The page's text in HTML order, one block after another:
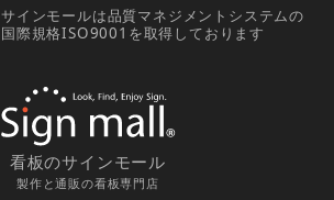
サインモールは品質マネジメントシステムの
国際規格ISO9001を取得しております
看板のサインモール
製作と通販の看板専門店